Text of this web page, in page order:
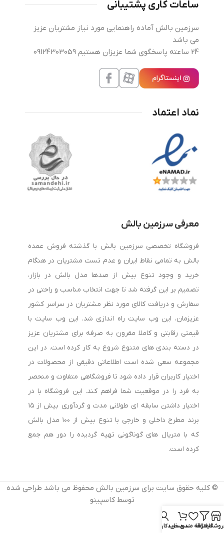
ساعات کاری پشتیبانی
سرزمین بالش آماده راهنمایی مورد نیاز مشتریان عزیز
می باشد
24 ساعته پاسخگوی شما عزیزان هستیم 09124303059
نماد اعتماد
معرفی سرزمین بالش
فروشگاه تخصصی سرزمین بالش با گذشته فروش عمده
بالش به تمامی نقاط ایران و عدم تست مشتریان در هنگام
خرید و وجود تنوع بیش از صدها مدل بالش در بازار،
تصمیم بر این گرفته شد تا جهت انتخاب مناسب و راحتی در
سفارش و دریافت کالای مورد نظر مشتریان در سراسر کشور
عزیزمان، این وب سایت راه اندازی شد. این وب سایت با
قیمتی رقابتی و کاملا مقرون به صرفه برای مشتریان عزیز
در دسته بندی های متنوع شروع به کار کرده است. در این
مجموعه سعی شده است اطلاعاتی دقیقی از محصولات در
اختیار کاربران قرار داده شود تا فروشگاهی متفاوت و منحصر
به فرد را در موقعیت شما فراهم کند. این فروشگاه با در
اختیار داشتن سابقه ای طولانی مدت و گردآوری بیش از ۱۵
برند مطرح داخلی و خارجی با تنوع بیش از ۱۰۰ مدل بالش
که با متریال های گوناگونی تهیه گردیده را دور هم جمع
کرده است.
© کلیه حقوق سایت برای سرزمین بالش محفوظ می باشد طراحی شده
توسط کاسپینو
فیلترها
علاقه مندیسبد خرید
حساب کاربری من